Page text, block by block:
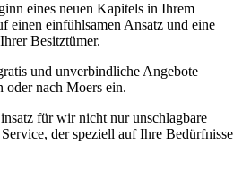
eines neuen Kapitels in Ihrem
einen einfühlsamen Ansatz und eine
Besitztümer.
und unverbindliche Angebote
nach Moers ein.
fürwir nicht nur unschlagbare
der speziell auf Ihre Bedürfnisse